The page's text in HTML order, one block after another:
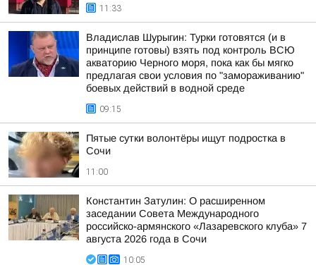
11:33
Владислав Шурыгин: Турки готовятся (и в
принципе готовы) взять под контроль ВСЮ
акваторию Черного моря, пока как бы мягко
предлагая свои условия по "замораживанию"
боевых действий в водной среде
09:15
Пятые сутки волонтёры ищут подростка в
Сочи
11:00
Константин Затулин: О расширенном
заседании Совета Международного
российско-армянского «Лазаревского клуба» 7
августа 2026 года в Сочи
10:05